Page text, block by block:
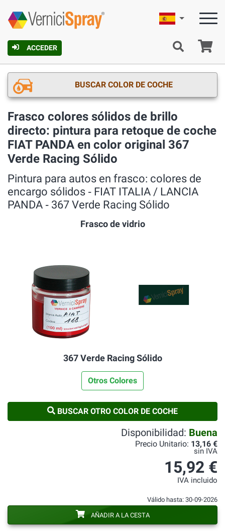
ACCEDER
Español
BUSCAR COLOR DE COCHE
Frasco colores sólidos de brillo
directo: pintura para retoque de coche
FIAT PANDA en color original 367
Verde Racing Sólido
Pintura para autos en frasco: colores de
encargo sólidos ‐ FIAT ITALIA / LANCIA
PANDA ‐ 367 Verde Racing Sólido
Frasco de vidrio
367 Verde Racing Sólido
Otros Colores
BUSCAR OTRO COLOR DE COCHE
Disponibilidad: Buena
Precio Unitario: 13,16 €
sin IVA
15,92 €
IVA incluido
Válido hasta: 30-09-2026
AÑADIR A LA CESTA